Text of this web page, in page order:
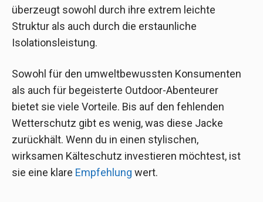
überzeugt sowohl durch ihre extrem leichte
Struktur als auch durch die erstaunliche
Isolationsleistung.
Sowohl für den umweltbewussten Konsumenten
als auch für begeisterte Outdoor-Abenteurer
bietet sie viele Vorteile. Bis auf den fehlenden
Wetterschutz gibt es wenig, was diese Jacke
zurückhält. Wenn du in einen stylischen,
wirksamen Kälteschutz investieren möchtest, ist
sie eine klare Empfehlung wert.